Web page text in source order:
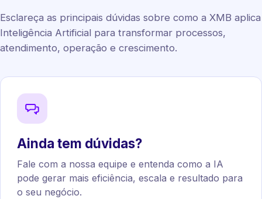
Esclareça as principais dúvidas sobre como a XMB aplica
Inteligência Artificial para transformar processos,
atendimento, operação e crescimento.
Ainda tem dúvidas?
Fale com a nossa equipe e entenda como a IA
pode gerar mais eficiência, escala e resultado para
o seu negócio.